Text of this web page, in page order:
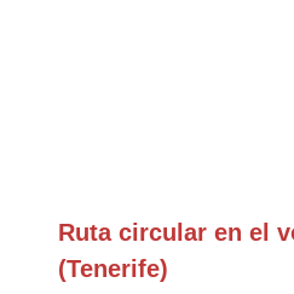
Ruta circular en el
(Tenerife)